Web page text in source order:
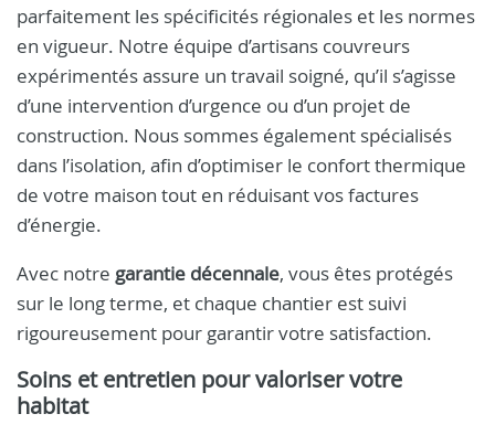
parfaitement les spécificités régionales et les normes
en vigueur. Notre équipe d’artisans couvreurs
expérimentés assure un travail soigné, qu’il s’agisse
d’une intervention d’urgence ou d’un projet de
construction. Nous sommes également spécialisés
dans l’isolation, afin d’optimiser le confort thermique
de votre maison tout en réduisant vos factures
d’énergie.
Avec notre garantie décennale, vous êtes protégés
sur le long terme, et chaque chantier est suivi
rigoureusement pour garantir votre satisfaction.
Soins et entretien pour valoriser votre
habitat